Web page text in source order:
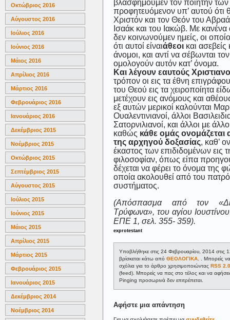
Οκτώβριος 2016
Αύγουστος 2016
Ιούλιος 2016
Ιούνιος 2016
Μάιος 2016
Απρίλιος 2016
Μάρτιος 2016
Φεβρουάριος 2016
Ιανουάριος 2016
Δεκέμβριος 2015
Νοέμβριος 2015
Οκτώβριος 2015
Σεπτέμβριος 2015
Αύγουστος 2015
Ιούλιος 2015
Ιούνιος 2015
Μάιος 2015
Απρίλιος 2015
Μάρτιος 2015
Φεβρουάριος 2015
Ιανουάριος 2015
Δεκέμβριος 2014
Νοέμβριος 2014
βλασφημούμεν τον ποιητήν των
προφητευόμενον υπ’ αυτού ότι
Χριστόν και τον Θεόν του
Ισαάκ και του Ιακώβ. Με
δεν κοινωνούμεν ημείς, οι
ότι αυτοί είναιάθεοι και ασεβείς
άνομοι, και αντί να σέβωνται
ομολογούν αυτόν κατ’ όνομα.
Και λέγουν εαυτούς
τρόπον οι εις τα έθνη
του Θεού εις τα χειροποίητα
μετέχουν εις ανόμους και
εξ αυτών μερικοί καλούνται
Ουαλεντινιανοί, άλλοι
Σατορνιλιανοί, και άλλοι με
καθώς κάθε ομάς
της αρχηγού δοξασίας, καθ’
έκαστος των επιδιδομένων εις
φιλοσοφίαν, όπως είπα
δέχεται να φέρει το όνομα της
οποία ακολουθεί από του
συστήματος.
(Απόσπασμα από τον
Τρύφωνα», του αγίου
ΕΠΕ 1, σελ. 355- 359).
exprotestant
Υποβλήθηκε στις 24 Φεβρουαρίου, 2014 στις
βρίσκεται κάτω από ΘΕΟΛΟΓΙΚΑ . . Μπορείς
σχόλια για το άρθρο χρησιμοποιώντας RSS 2.0
(feed). Μπορείς να πας στο τέλος και να
Pinging προσωρινά δεν επιτρέπεται.
Αφήστε μια απάντηση